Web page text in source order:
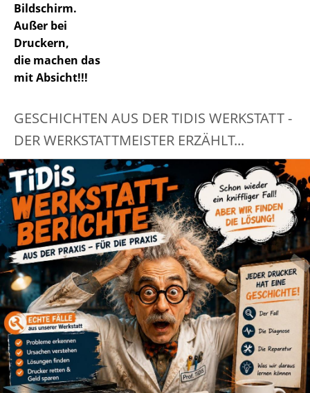
Bildschirm.
Außer bei
Druckern,
die machen das
mit Absicht!!!
GESCHICHTEN AUS DER TIDIS WERKSTATT -
DER WERKSTATTMEISTER ERZÄHLT...